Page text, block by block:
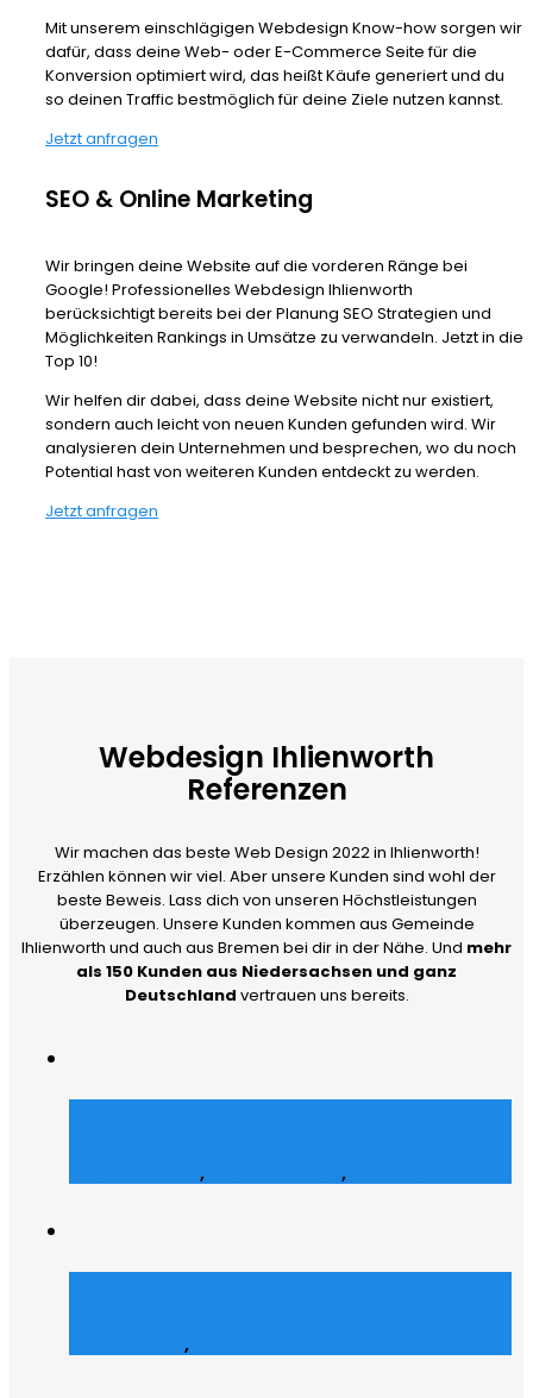
Mit unserem einschlägigen Webdesign Know-how sorgen wir
dafür, dass deine Web- oder E-Commerce Seite für die
Konversion optimiert wird, das heißt Käufe generiert und du
so deinen Traffic bestmöglich für deine Ziele nutzen kannst.
Jetzt anfragen
SEO & Online Marketing
Wir bringen deine Website auf die vorderen Ränge bei
Google! Professionelles Webdesign Ihlienworth
berücksichtigt bereits bei der Planung SEO Strategien und
Möglichkeiten Rankings in Umsätze zu verwandeln. Jetzt in die
Top 10!
Wir helfen dir dabei, dass deine Website nicht nur existiert,
sondern auch leicht von neuen Kunden gefunden wird. Wir
analysieren dein Unternehmen und besprechen, wo du noch
Potential hast von weiteren Kunden entdeckt zu werden.
Jetzt anfragen
Webdesign Ihlienworth
Referenzen
Wir machen das beste Web Design 2022 in Ihlienworth!
Erzählen können wir viel. Aber unsere Kunden sind wohl der
beste Beweis. Lass dich von unseren Höchstleistungen
überzeugen. Unsere Kunden kommen aus Gemeinde
Ihlienworth und auch aus Bremen bei dir in der Nähe. Und mehr
als 150 Kunden aus Niedersachsen und ganz
Deutschland vertrauen uns bereits.
, ,
,